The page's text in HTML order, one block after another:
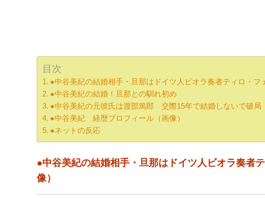
目次
●中谷美紀の結婚相手・旦那はドイツ人ビオラ奏者ティロ・フ
●中谷美紀の結婚！旦那との馴れ初め
●中谷美紀の元彼氏は渡部篤郎 交際15年で結婚しないで破局
●中谷美紀 経歴プロフィール（画像）
●ネットの反応
●中谷美紀の結婚相手・旦那はドイツ人ビオラ奏者
像）